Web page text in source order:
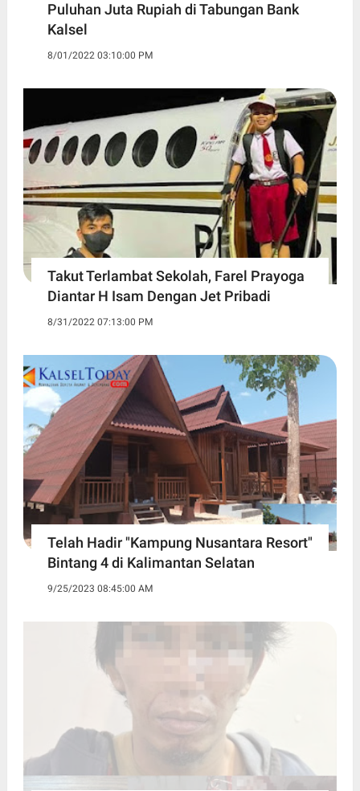
Puluhan Juta Rupiah di Tabungan Bank
Kalsel
8/01/2022 03:10:00 PM
Takut Terlambat Sekolah, Farel Prayoga
Diantar H Isam Dengan Jet Pribadi
8/31/2022 07:13:00 PM
Telah Hadir "Kampung Nusantara Resort"
Bintang 4 di Kalimantan Selatan
9/25/2023 08:45:00 AM